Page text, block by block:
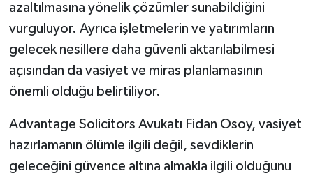
azaltılmasına yönelik çözümler sunabildiğini
vurguluyor. Ayrıca işletmelerin ve yatırımların
gelecek nesillere daha güvenli aktarılabilmesi
açısından da vasiyet ve miras planlamasının
önemli olduğu belirtiliyor.
Advantage Solicitors Avukatı Fidan Osoy, vasiyet
hazırlamanın ölümle ilgili değil, sevdiklerin
geleceğini güvence altına almakla ilgili olduğunu